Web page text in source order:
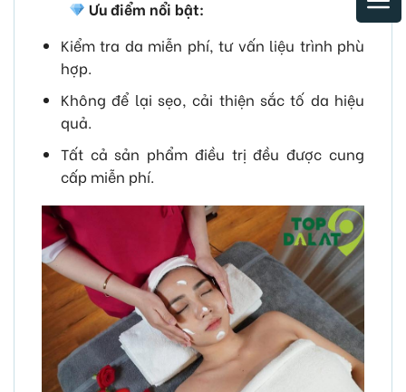
Ưu điểm nổi bật:
Kiểm tra da miễn phí, tư vấn liệu trình phù
hợp.
Không để lại sẹo, cải thiện sắc tố da hiệu
quả.
Tất cả sản phẩm điều trị đều được cung
cấp miễn phí.